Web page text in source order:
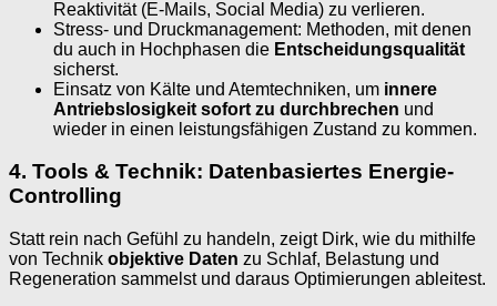
Reaktivität (E-Mails, Social Media) zu verlieren.
Stress- und Druckmanagement: Methoden, mit denen
du auch in Hochphasen die Entscheidungsqualität
sicherst.
Einsatz von Kälte und Atemtechniken, um innere
Antriebslosigkeit sofort zu durchbrechen und
wieder in einen leistungsfähigen Zustand zu kommen.
4. Tools & Technik: Datenbasiertes Energie-
Controlling
Statt rein nach Gefühl zu handeln, zeigt Dirk, wie du mithilfe
von Technik objektive Daten zu Schlaf, Belastung und
Regeneration sammelst und daraus Optimierungen ableitest.